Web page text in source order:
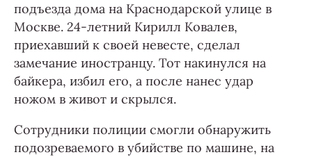
подъезда дома на Краснодарской улице в
Москве. 24-летний Кирилл Ковалев,
приехавший к своей невесте, сделал
замечание иностранцу. Тот накинулся на
байкера, избил его, а после нанес удар
ножом в живот и скрылся.
Сотрудники полиции смогли обнаружить
подозреваемого в убийстве по машине, на